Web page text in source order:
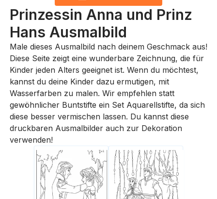
Prinzessin Anna und Prinz
Hans Ausmalbild
Male dieses Ausmalbild nach deinem Geschmack aus!
Diese Seite zeigt eine wunderbare Zeichnung, die für
Kinder jeden Alters geeignet ist. Wenn du möchtest,
kannst du deine Kinder dazu ermutigen, mit
Wasserfarben zu malen. Wir empfehlen statt
gewöhnlicher Buntstifte ein Set Aquarellstifte, da sich
diese besser vermischen lassen. Du kannst diese
druckbaren Ausmalbilder auch zur Dekoration
verwenden!